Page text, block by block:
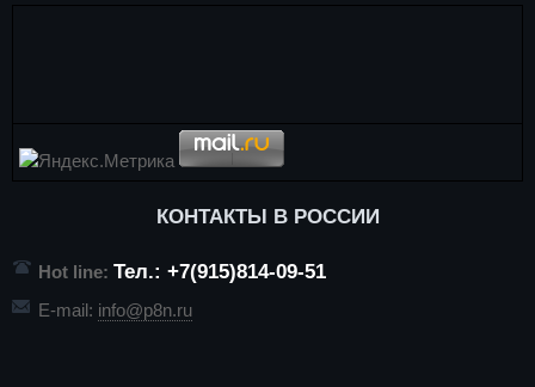
КОНТАКТЫ В РОССИИ
Hot line: Тел.: +7(915)814-09-51
E-mail: info@p8n.ru